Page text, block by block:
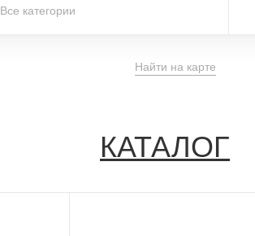
Все категории
Найти на карте
КАТАЛОГ